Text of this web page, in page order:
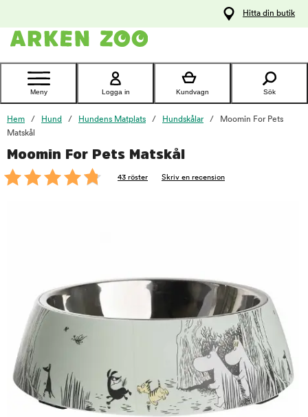
Kontakta
Hitta din butik
Meny Logga in Kundvagn Sök
Hem Hund Hundens Matplats Hundskålar
Moomin For Pets
Matskål
Moomin For Pets Matskål
43 röster Skriv en recension
foo